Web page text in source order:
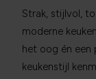
Strak, stijlvol,
moderne
het oog én een
keukenstijl